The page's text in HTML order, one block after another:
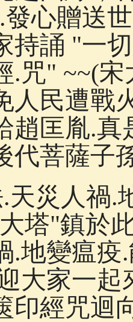
心贈送
持誦 "一
.咒" ~~(
人民遭戰
趙匡胤.
代菩薩子
天災人禍.
塔"鎮於
.地變瘟疫
大家一
印經咒迴